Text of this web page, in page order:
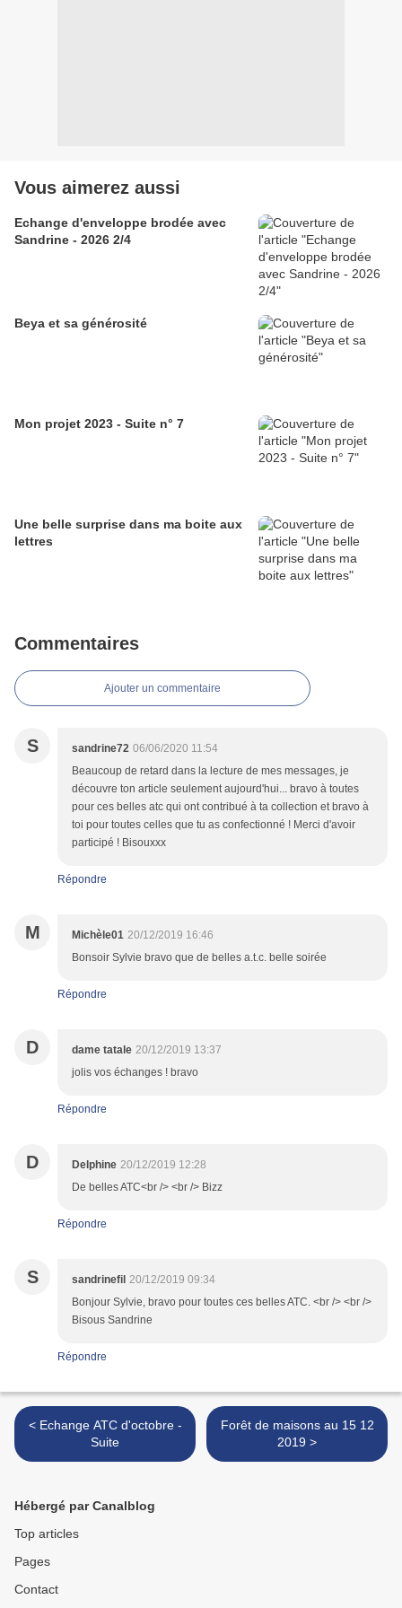
Vous aimerez aussi
Echange d'enveloppe brodée avec
Sandrine - 2026 2/4
Beya et sa générosité
Mon projet 2023 - Suite n° 7
Une belle surprise dans ma boite aux
lettres
Commentaires
Ajouter un commentaire
S sandrine72 06/06/2020 11:54
Beaucoup de retard dans la lecture de mes messages, je
découvre ton article seulement aujourd'hui... bravo à toutes
pour ces belles atc qui ont contribué à ta collection et bravo à
toi pour toutes celles que tu as confectionné ! Merci d'avoir
participé ! Bisouxxx
Répondre
M Michèle01 20/12/2019 16:46
Bonsoir Sylvie bravo que de belles a.t.c. belle soirée
Répondre
D dame tatale 20/12/2019 13:37
jolis vos échanges ! bravo
Répondre
D Delphine 20/12/2019 12:28
De belles ATC<br /> <br /> Bizz
Répondre
S sandrinefil 20/12/2019 09:34
Bonjour Sylvie, bravo pour toutes ces belles ATC. <br /> <br />
Bisous Sandrine
Répondre
< Echange ATC d'octobre -
Suite
Forêt de maisons au 15 12
2019 >
Hébergé par Canalblog
Top articles
Pages
Contact